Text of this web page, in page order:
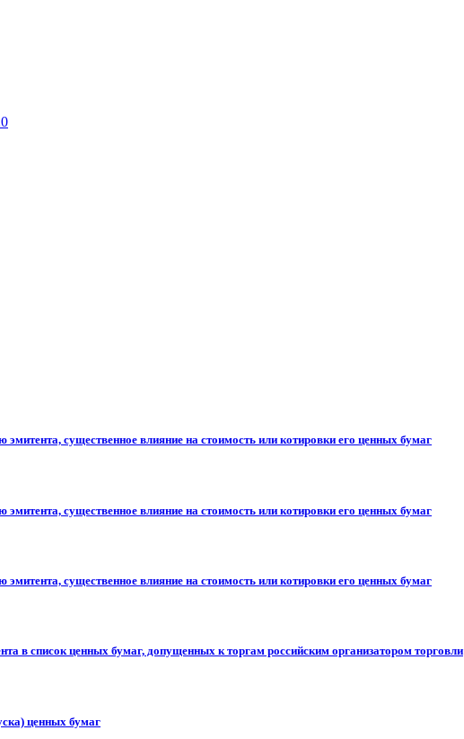
существенное влияние на стоимость или котировки его ценных бумаг
существенное влияние на стоимость или котировки его ценных бумаг
существенное влияние на стоимость или котировки его ценных бумаг
в список ценных бумаг, допущенных к торгам российским организатором торговли
ценных бумаг